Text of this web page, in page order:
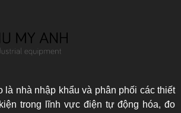
là nhà nhập khẩu và phân phối các thiết
trong lĩnh vực điện tự động hóa, đo